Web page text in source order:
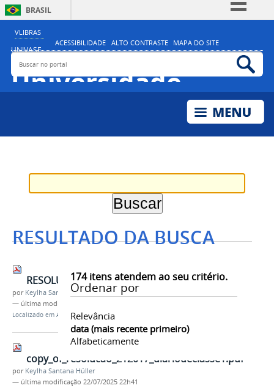
BRASIL
Comunica BR
Legislação
VLIBRAS
ACESSIBILIDADE ALTO CONTRASTE MAPA DO SITE
UNIVASF
Universidade
Federal do Vale do
São Francisco
MINISTÉRIO DA EDUCAÇÃO
Buscar no portal
RESULTADO DA BUSCA
174itens atendem ao seu critério.
Ordenar por
Relevância
data (mais recente primeiro)
Alfabeticamente
RESOLUO_16_2021__Caderneta_eletrnica_.pdf
por Keylha Santana Hüller
— última modificação
Localizado em Arquivos
copy_of_resolucao_212017_diariodeclasse1.pdf
por Keylha Santana Hüller
— última modificação 22/07/2025 22h41